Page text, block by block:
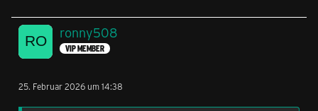
ronny508
VIP MEMBER
25. Februar 2026 um 14:38